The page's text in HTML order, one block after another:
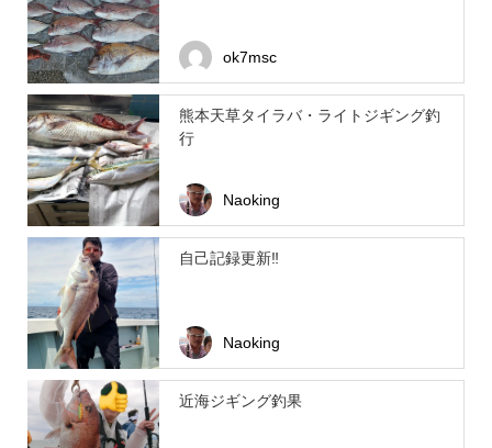
ok7msc
熊本天草タイラバ・ライトジギング釣
行
Naoking
自己記録更新‼️
Naoking
近海ジギング釣果